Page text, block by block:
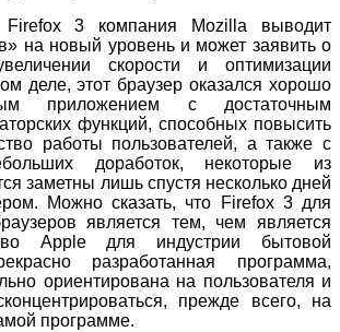
3 компания Mozilla выводит
на новый уровень и может заявить о
скорости и оптимизации
деле, этот браузер оказался хорошо
приложением с достаточным
функций, способных повысить
работы пользователей, а также с
доработок, некоторые из
заметны лишь спустя несколько дней
Можно сказать, что Firefox 3 для
является тем, чем является
Apple для индустрии бытовой
разработанная программа,
ориентирована на пользователя и
прежде всего, на
программе.